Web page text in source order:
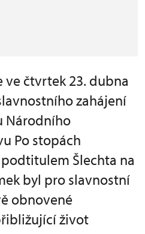
ve čtvrtek 23. dubna
zahájení
Národního
Po stopách
Šlechta na
byl pro slavnostní
obnovené
život